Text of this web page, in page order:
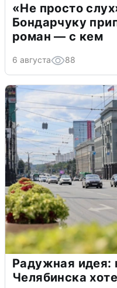
«Не просто
Бондарчуку
роман — с кем
6 августа 88
Радужная идея:
Челябинска